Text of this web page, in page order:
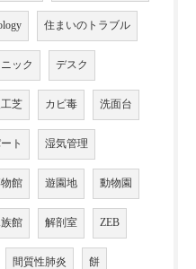
住まいのトラブル
ック デスク
工芝 カビ毒 洗面台
ト 湿気管理
館 遊園地 動物園
館 解剖室 ZEB
間質性肺炎 餅